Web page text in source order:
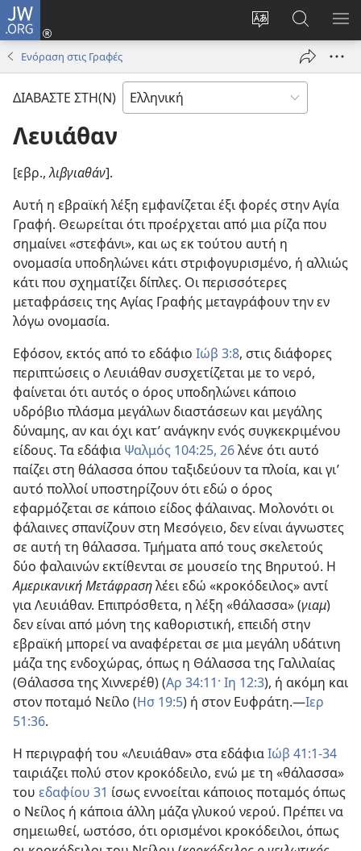
JW.ORG
Αλλαγή
γλώσσας
ιστότοπου
Σύνδεση
(ανοίγει
παράθυρο)
στο
JW.ORG
Ενόραση στις Γραφές
ΔΙΑΒΑΣΤΕ ΣΤΗ(Ν)
Λευιάθαν
[εβρ.,λιβγιαθάν].
Αυτή η εβραϊκή λέξη εμφανίζεται έξι φορές στην Αγία
Γραφή. Θεωρείται ότι προέρχεται από μια ρίζα που
σημαίνει «στεφάνι», και ως εκ τούτου αυτή η
ονομασία υποδηλώνει κάτι στριφογυρισμένο, ή αλλιώς
κάτι που σχηματίζει δίπλες. Οι περισσότερες
μεταφράσεις της Αγίας Γραφής μεταγράφουν την εν
λόγω ονομασία.
Εφόσον, εκτός από το εδάφιο Ιώβ 3:8, στις διάφορες
περιπτώσεις ο Λευιάθαν συσχετίζεται με το νερό,
φαίνεται ότι αυτός ο όρος υποδηλώνει κάποιο
υδρόβιο πλάσμα μεγάλων διαστάσεων και μεγάλης
δύναμης, αν και όχι κατ’ ανάγκην ενός συγκεκριμένου
είδους. Τα εδάφια Ψαλμός 104:25, 26λένε ότι αυτό
παίζει στη θάλασσα όπου ταξιδεύουν τα πλοία, και γι’
αυτό πολλοί υποστηρίζουν ότι εδώ ο όρος
εφαρμόζεται σε κάποιο είδος φάλαινας. Μολονότι οι
φάλαινες σπανίζουν στη Μεσόγειο, δεν είναι άγνωστες
σε αυτή τη θάλασσα. Τμήματα από τους σκελετούς
δύο φαλαινών εκτίθενται σε μουσείο της Βηρυτού. Η
Αμερικανική Μετάφρασηλέει εδώ «κροκόδειλος» αντί
για Λευιάθαν. Επιπρόσθετα, η λέξη «θάλασσα» (γιαμ)
δεν είναι από μόνη της καθοριστική, επειδή στην
εβραϊκή μπορεί να αναφέρεται σε μια μεγάλη υδάτινη
μάζα της ενδοχώρας, όπως η Θάλασσα της Γαλιλαίας
(Θάλασσα της Χιννερέθ) (Αρ 34:11· Ιη 12:3), ή ακόμη και
στον ποταμό Νείλο (Ησ 19:5) ή στον Ευφράτη.—Ιερ
51:36.
Η περιγραφή του «Λευιάθαν» στα εδάφιαΙώβ 41:1-34
ταιριάζει πολύ στον κροκόδειλο, ενώ με τη «θάλασσα»
του εδαφίου 31 ίσως εννοείται κάποιος ποταμός όπως
ο Νείλος ή κάποια άλλη μάζα γλυκού νερού. Πρέπει να
σημειωθεί, ωστόσο, ότι ορισμένοι κροκόδειλοι, όπως